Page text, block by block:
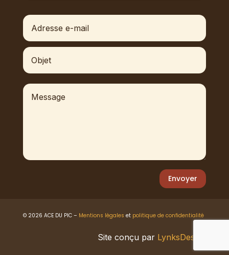
Envoyer
© 2026 ACE DU PIC – Mentions légales et politique de confidentialité
Site conçu par LynksDesign